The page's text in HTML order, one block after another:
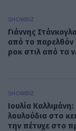
SHOWBIZ
Γιάννης
από το παρελθόν
ροκ στιλ από τα
SHOWBIZ
Ιουλία
λουλούδια στο
την πέτυχε στο